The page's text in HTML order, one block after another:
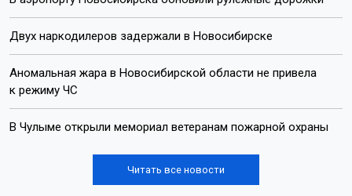
Двух наркодилеров задержали в Новосибирске
Аномальная жара в Новосибирской области не привела
к режиму ЧС
В Чулыме открыли мемориал ветеранам пожарной охраны
Читать все новости